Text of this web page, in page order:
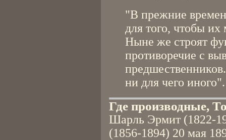
"В прежние
для того, чтобы
Ныне же строят
противоречие с
ни для чего иного".
Где производные,
Шарль Эрмит (1822-
(1856-1894) 20 мая